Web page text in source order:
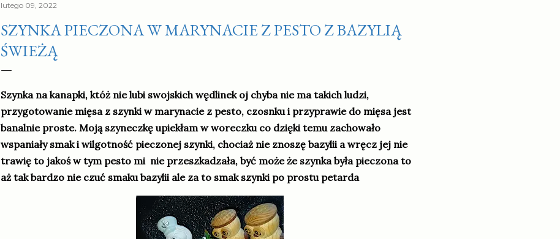
lutego 09, 2022
SZYNKA PIECZONA W MARYNACIE Z PESTO Z BAZYLIĄ
ŚWIEŻĄ
Szynka na kanapki, któż nie lubi swojskich wędlinek oj chyba nie ma takich ludzi,
przygotowanie mięsa z szynki w marynacie z pesto, czosnku i przyprawie do mięsa jest
banalnie proste. Moją szyneczkę upiekłam w woreczku co dzięki temu zachowało
wspaniały smak i wilgotność pieczonej szynki, chociaż nie znoszę bazylii a wręcz jej nie
trawię to jakoś w tym pesto mi nie przeszkadzała, być może że szynka była pieczona to
aż tak bardzo nie czuć smaku bazylii ale za to smak szynki po prostu petarda